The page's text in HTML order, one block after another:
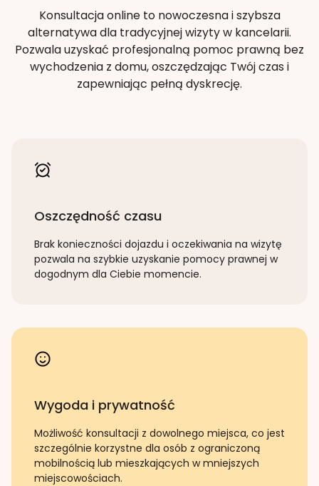
Konsultacja online to nowoczesna i szybsza
alternatywa dla tradycyjnej wizyty w kancelarii.
Pozwala uzyskać profesjonalną pomoc prawną bez
wychodzenia z domu, oszczędzając Twój czas i
zapewniając pełną dyskrecję.
Oszczędność czasu
Brak konieczności dojazdu i oczekiwania na wizytę
pozwala na szybkie uzyskanie pomocy prawnej w
dogodnym dla Ciebie momencie.
Wygoda i prywatność
Możliwość konsultacji z dowolnego miejsca, co jest
szczególnie korzystne dla osób z ograniczoną
mobilnością lub mieszkających w mniejszych
miejscowościach.